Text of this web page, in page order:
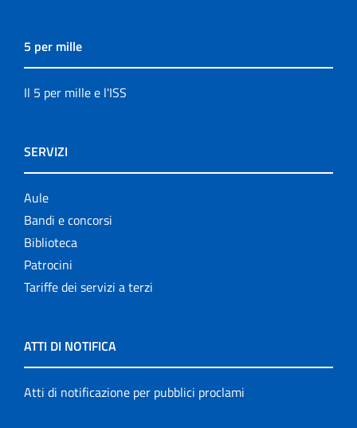
5 per mille
Il 5 per mille e l'ISS
SERVIZI
Aule
Bandi e concorsi
Biblioteca
Patrocini
Tariffe dei servizi a terzi
ATTI DI NOTIFICA
Atti di notificazione per pubblici proclami